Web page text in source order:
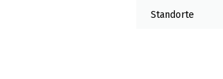
Standorte